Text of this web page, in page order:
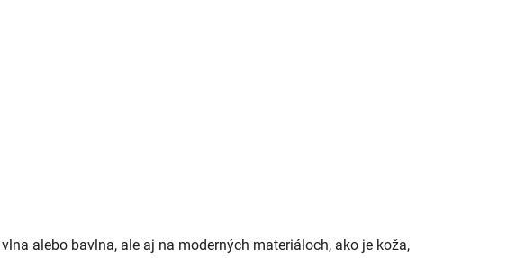
alebo bavlna, ale aj na moderných materiáloch, ako je koža,